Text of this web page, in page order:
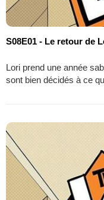
S08E01 - Le retour de
Lori prend une année
sont bien décidés à ce